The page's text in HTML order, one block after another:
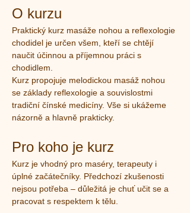
O kurzu
Praktický kurz masáže nohou a reflexologie
chodidel je určen všem, kteří se chtějí
naučit účinnou a příjemnou práci s
chodidlem.
Kurz propojuje melodickou masáž nohou
se základy reflexologie a souvislostmi
tradiční čínské medicíny. Vše si ukážeme
názorně a hlavně prakticky.
Pro koho je kurz
Kurz je vhodný pro maséry, terapeuty i
úplné začátečníky. Předchozí zkušenosti
nejsou potřeba – důležitá je chuť učit se a
pracovat s respektem k tělu.